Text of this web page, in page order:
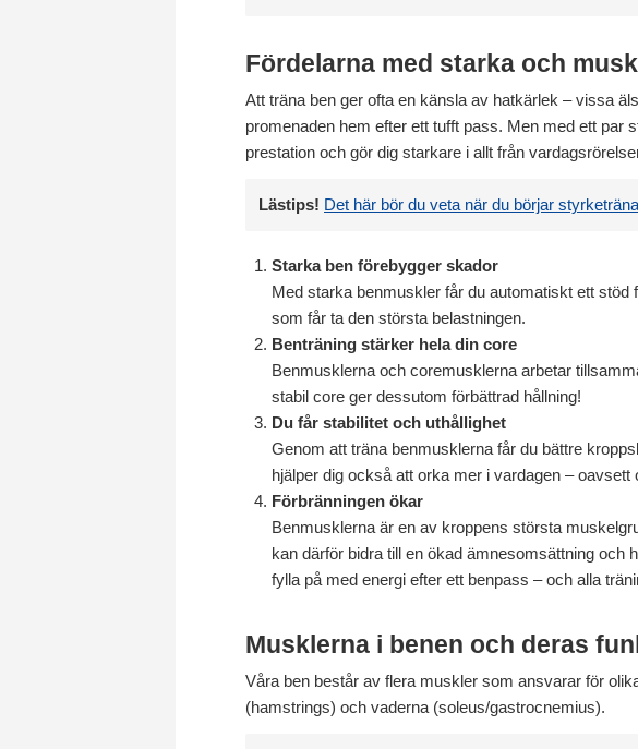
Fördelarna med starka och
Att träna ben ger ofta en känsla av hatkärlek – vissa
promenaden hem efter ett tufft pass. Men med ett par
prestation och gör dig starkare i allt från
Lästips! Det här bör du veta när du börjar styrketräna
Starka ben förebygger skador
Med starka benmuskler får du automatiskt ett
som får ta den största belastningen.
Benträning stärker hela din core
Benmusklerna och coremusklerna arbetar
stabil core ger dessutom förbättrad hållning!
Du får stabilitet och uthållighet
Genom att träna benmusklerna får du bättre
hjälper dig också att orka mer i vardagen –
Förbränningen ökar
Benmusklerna är en av kroppens största
kan därför bidra till en ökad ämnesomsättning och
fylla på med energi efter ett benpass – och alla
Musklerna i benen och deras
Våra ben består av flera muskler som ansvarar för
(hamstrings) och vaderna (soleus/gastrocnemius).